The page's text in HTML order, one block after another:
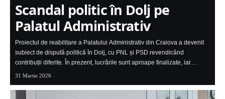
Scandal politic în Dolj pe
Palatul Administrativ
Proiectul de reabilitare a Palatului Administrativ din Craiova a devenit
subiect de dispută politică în Dolj, cu PNL și PSD revendicând
contribuții diferite. În prezent, lucrările sunt aproape finalizate, iar…
31 Martie 2026